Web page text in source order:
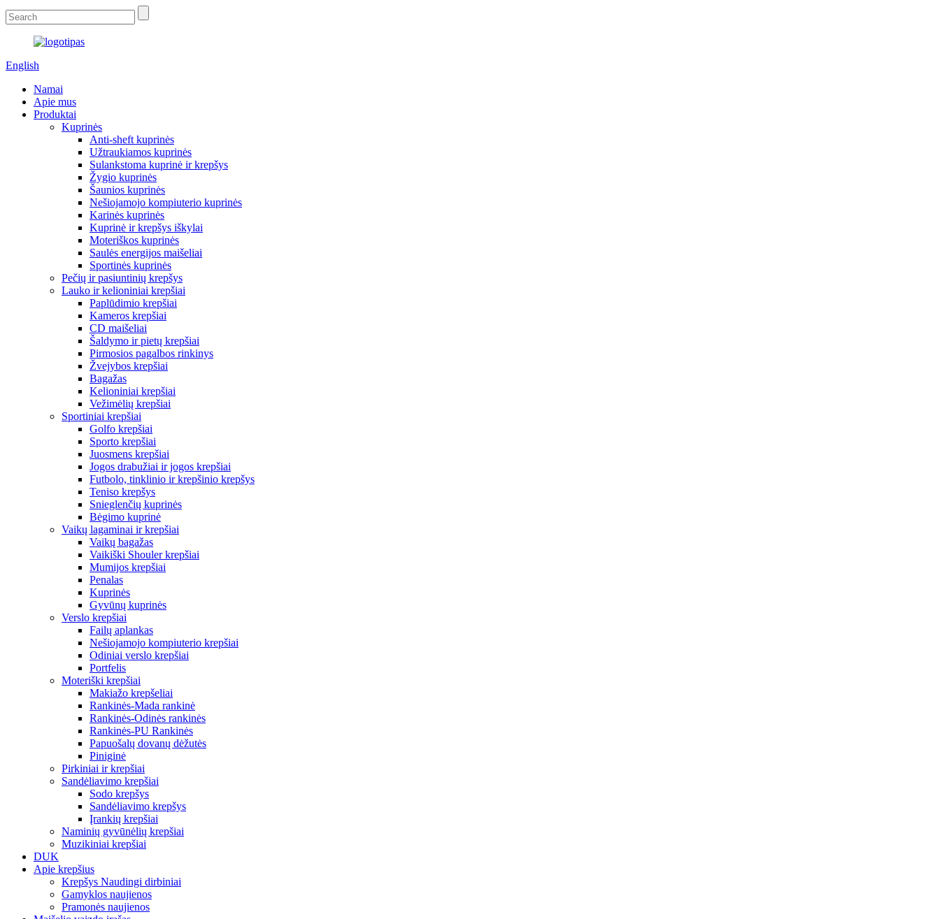
English
Namai
Apie mus
Produktai
Kuprinės
Anti-sheft kuprinės
Užtraukiamos kuprinės
Sulankstoma kuprinė ir krepšys
Žygio kuprinės
Šaunios kuprinės
Nešiojamojo kompiuterio kuprinės
Karinės kuprinės
Kuprinė ir krepšys iškylai
Moteriškos kuprinės
Saulės energijos maišeliai
Sportinės kuprinės
Pečių ir pasiuntinių krepšys
Lauko ir kelioniniai krepšiai
Paplūdimio krepšiai
Kameros krepšiai
CD maišeliai
Šaldymo ir pietų krepšiai
Pirmosios pagalbos rinkinys
Žvejybos krepšiai
Bagažas
Kelioniniai krepšiai
Vežimėlių krepšiai
Sportiniai krepšiai
Golfo krepšiai
Sporto krepšiai
Juosmens krepšiai
Jogos drabužiai ir jogos krepšiai
Futbolo, tinklinio ir krepšinio krepšys
Teniso krepšys
Snieglenčių kuprinės
Bėgimo kuprinė
Vaikų lagaminai ir krepšiai
Vaikų bagažas
Vaikiški Shouler krepšiai
Mumijos krepšiai
Penalas
Kuprinės
Gyvūnų kuprinės
Verslo krepšiai
Failų aplankas
Nešiojamojo kompiuterio krepšiai
Odiniai verslo krepšiai
Portfelis
Moteriški krepšiai
Makiažo krepšeliai
Rankinės-Mada rankinė
Rankinės-Odinės rankinės
Rankinės-PU Rankinės
Papuošalų dovanų dėžutės
Piniginė
Pirkiniai ir krepšiai
Sandėliavimo krepšiai
Sodo krepšys
Sandėliavimo krepšys
Įrankių krepšiai
Naminių gyvūnėlių krepšiai
Muzikiniai krepšiai
DUK
Apie krepšius
Krepšys Naudingi dirbiniai
Gamyklos naujienos
Pramonės naujienos